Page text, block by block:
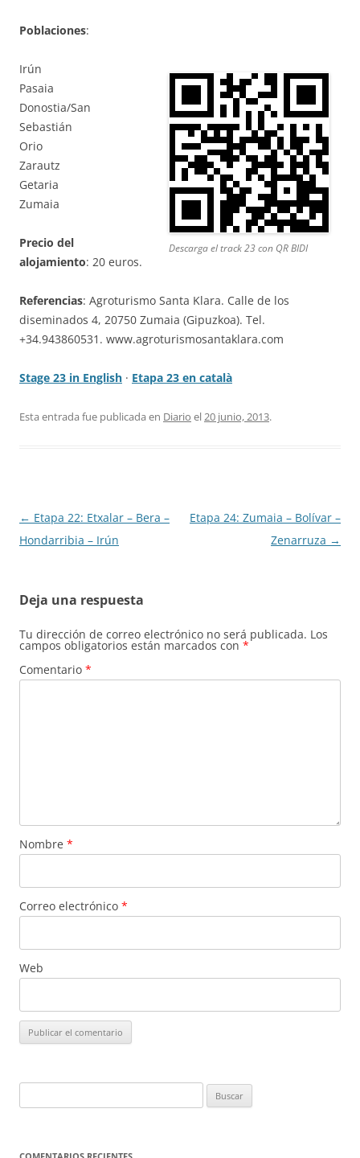
Poblaciones:
Descarga el track 23 con QR BIDI
Irún
Pasaia
Donostia/San
Sebastián
Orio
Zarautz
Getaria
Zumaia
Precio del
alojamiento: 20 euros.
Referencias: Agroturismo Santa Klara. Calle de los
diseminados 4, 20750 Zumaia (Gipuzkoa). Tel.
+34.943860531. www.agroturismosantaklara.com
Stage 23 in English · Etapa 23 en català
Esta entrada fue publicada en Diario el20 junio, 2013.
Navegación
de
← Etapa 22: Etxalar – Bera –
Hondarribia – Irún
Etapa 24: Zumaia – Bolívar –
Zenarruza →
Deja una respuesta
Tu dirección de correo electrónico no será publicada. Los
campos obligatorios están marcados con *
Comentario *
Nombre *
Correo electrónico *
Web